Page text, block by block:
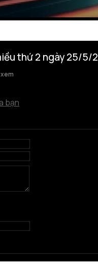
thứ 2 ngày 25/5/
bạn